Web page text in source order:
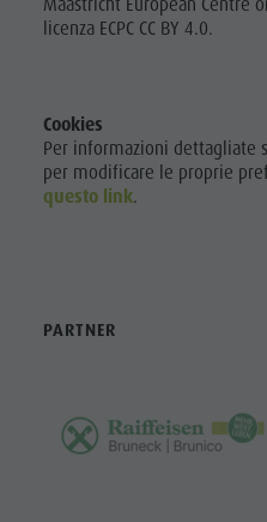
Maastricht European Centre
licenza ECPC CC BY 4.0.
Cookies
Per informazioni dettagliate
per modificare le proprie
questo link.
PARTNER